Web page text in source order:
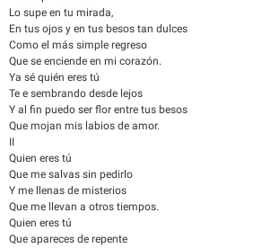
Lo supe en tu mirada,
En tus ojos y en tus besos tan dulces
Como el más simple regreso
Que se enciende en mi corazón.
Ya sé quién eres tú
Te e sembrando desde lejos
Y al fin puedo ser flor entre tus besos
Que mojan mis labios de amor.
II
Quien eres tú
Que me salvas sin pedirlo
Y me llenas de misterios
Que me llevan a otros tiempos.
Quien eres tú
Que apareces de repente